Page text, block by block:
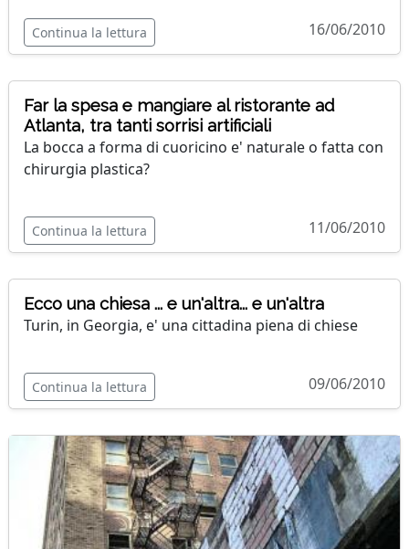
Continua la lettura 16/06/2010
Far la spesa e mangiare al ristorante ad
Atlanta, tra tanti sorrisi artificiali
La bocca a forma di cuoricino e' naturale o fatta con
chirurgia plastica?
Continua la lettura 11/06/2010
Ecco una chiesa ... e un'altra... e un'altra
Turin, in Georgia, e' una cittadina piena di chiese
Continua la lettura 09/06/2010